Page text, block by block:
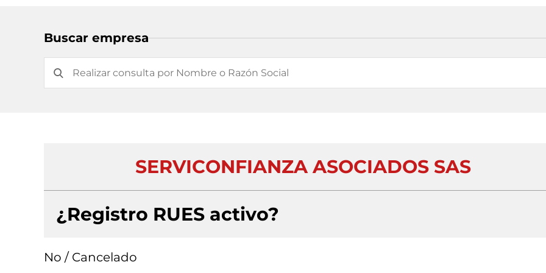
Buscar empresa
SERVICONFIANZA ASOCIADOS SAS
¿Registro RUES activo?
No / Cancelado